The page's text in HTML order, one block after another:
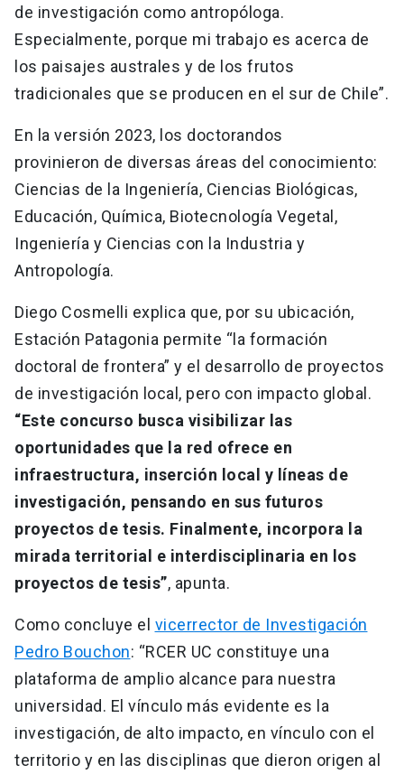
de investigación como antropóloga.
Especialmente, porque mi trabajo es acerca de
los paisajes australes y de los frutos
tradicionales que se producen en el sur de Chile”.
En la versión 2023, los doctorandos
provinieron de diversas áreas del conocimiento:
Ciencias de la Ingeniería, Ciencias Biológicas,
Educación, Química, Biotecnología Vegetal,
Ingeniería y Ciencias con la Industria y
Antropología.
Diego Cosmelli explica que, por su ubicación,
Estación Patagonia permite “la formación
doctoral de frontera” y el desarrollo de proyectos
de investigación local, pero con impacto global.
“Este concurso busca visibilizar las
oportunidades que la red ofrece en
infraestructura, inserción local y líneas de
investigación, pensando en sus futuros
proyectos de tesis. Finalmente, incorpora la
mirada territorial e interdisciplinaria en los
proyectos de tesis”, apunta.
Como concluye el vicerrector de Investigación
Pedro Bouchon: “RCER UC constituye una
plataforma de amplio alcance para nuestra
universidad. El vínculo más evidente es la
investigación, de alto impacto, en vínculo con el
territorio y en las disciplinas que dieron origen al